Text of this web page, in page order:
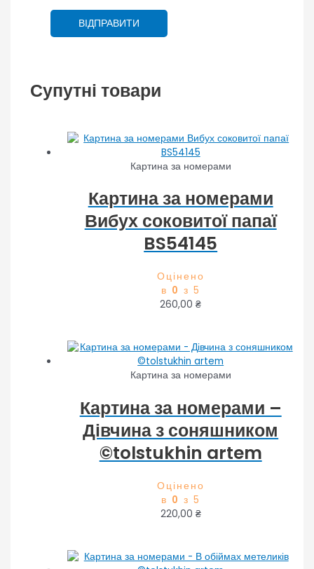
Супутні товари
Картина за номерами
Картина за номерами
Вибух соковитої папаї
BS54145
Оцінено
в 0 з 5
260,00₴
Картина за номерами
Картина за номерами –
Дівчина з соняшником
©tolstukhin artem
Оцінено
в 0 з 5
220,00 ₴